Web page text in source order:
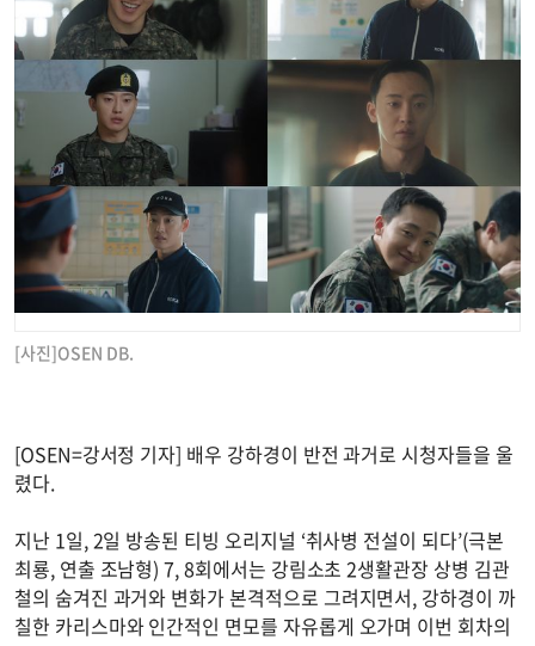
[사진]OSEN DB.
[OSEN=강서정 기자] 배우 강하경이 반전 과거로 시청자들을 울
렸다.
지난 1일, 2일 방송된 티빙 오리지널 ‘취사병 전설이 되다’(극본
최룡, 연출 조남형) 7, 8회에서는 강림소초 2생활관장 상병 김관
철의 숨겨진 과거와 변화가 본격적으로 그려지면서, 강하경이 까
칠한 카리스마와 인간적인 면모를 자유롭게 오가며 이번 회차의